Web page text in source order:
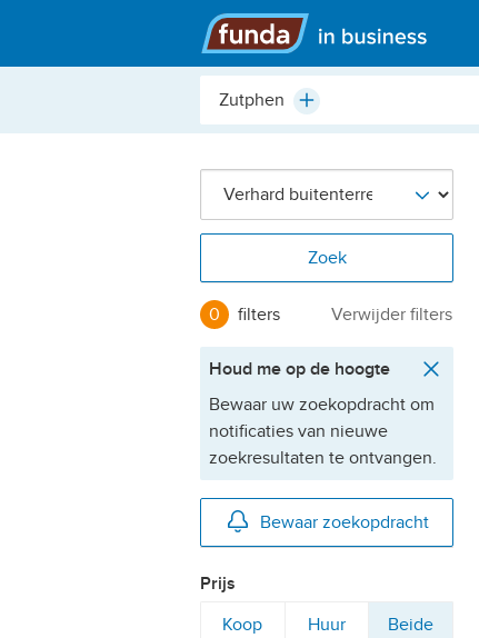
Hoofdmenu
Plaats,
etc.
Plus
Zoek
0 filters Verwijder filters
Houd me op de hoogte
Bewaar uw zoekopdracht om
notificaties van nieuwe
zoekresultaten te ontvangen.
Bewaar zoekopdracht
Prijs
Filter
Koop
Filter
Huur
Filter
Beide